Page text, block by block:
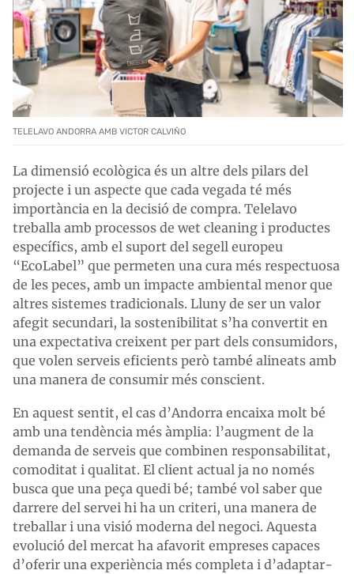
TELELAVO ANDORRA AMB VICTOR CALVIÑO
La dimensió ecològica és un altre dels pilars del
projecte i un aspecte que cada vegada té més
importància en la decisió de compra. Telelavo
treballa amb processos de wet cleaning i productes
específics, amb el suport del segell europeu
“EcoLabel” que permeten una cura més respectuosa
de les peces, amb un impacte ambiental menor que
altres sistemes tradicionals. Lluny de ser un valor
afegit secundari, la sostenibilitat s’ha convertit en
una expectativa creixent per part dels consumidors,
que volen serveis eficients però també alineats amb
una manera de consumir més conscient.
En aquest sentit, el cas d’Andorra encaixa molt bé
amb una tendència més àmplia: l’augment de la
demanda de serveis que combinen responsabilitat,
comoditat i qualitat. El client actual ja no només
busca que una peça quedi bé; també vol saber que
darrere del servei hi ha un criteri, una manera de
treballar i una visió moderna del negoci. Aquesta
evolució del mercat ha afavorit empreses capaces
d’oferir una experiència més completa i d’adaptar-